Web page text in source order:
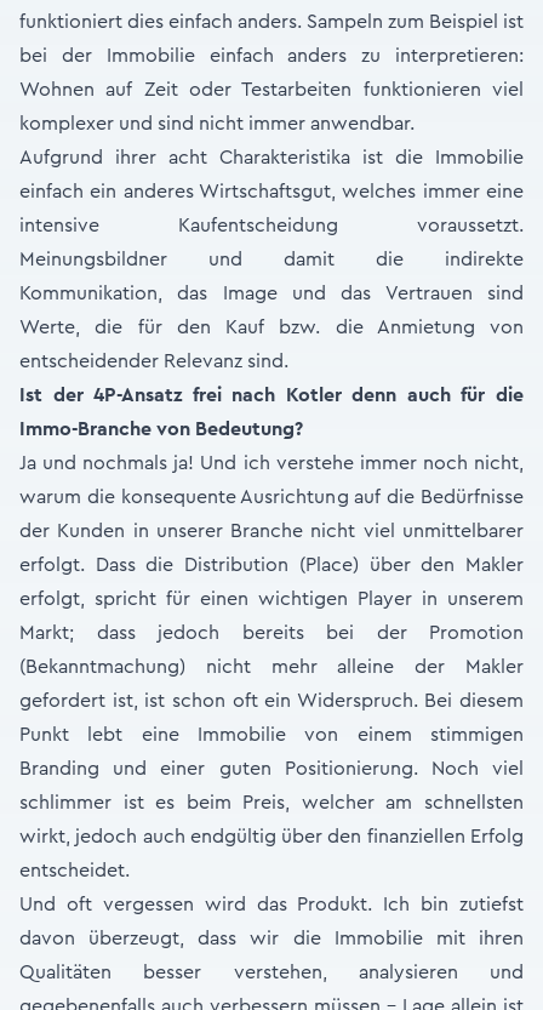
funktioniert dies einfach anders. Sampeln zum Beispiel ist
bei der Immobilie einfach anders zu interpretieren:
Wohnen auf Zeit oder Testarbeiten funktionieren viel
komplexer und sind nicht immer anwendbar.
Aufgrund ihrer acht Charakteristika ist die Immobilie
einfach ein anderes Wirtschaftsgut, welches immer eine
intensive Kaufentscheidung voraussetzt.
Meinungsbildner und damit die indirekte
Kommunikation, das Image und das Vertrauen sind
Werte, die für den Kauf bzw. die Anmietung von
entscheidender Relevanz sind.
Ist der 4P-Ansatz frei nach Kotler denn auch für die
Immo-Branche von Bedeutung?
Ja und nochmals ja! Und ich verstehe immer noch nicht,
warum die konsequente Ausrichtung auf die Bedürfnisse
der Kunden in unserer Branche nicht viel unmittelbarer
erfolgt. Dass die Distribution (Place) über den Makler
erfolgt, spricht für einen wichtigen Player in unserem
Markt; dass jedoch bereits bei der Promotion
(Bekanntmachung) nicht mehr alleine der Makler
gefordert ist, ist schon oft ein Widerspruch. Bei diesem
Punkt lebt eine Immobilie von einem stimmigen
Branding und einer guten Positionierung. Noch viel
schlimmer ist es beim Preis, welcher am schnellsten
wirkt, jedoch auch endgültig über den finanziellen Erfolg
entscheidet.
Und oft vergessen wird das Produkt. Ich bin zutiefst
davon überzeugt, dass wir die Immobilie mit ihren
Qualitäten besser verstehen, analysieren und